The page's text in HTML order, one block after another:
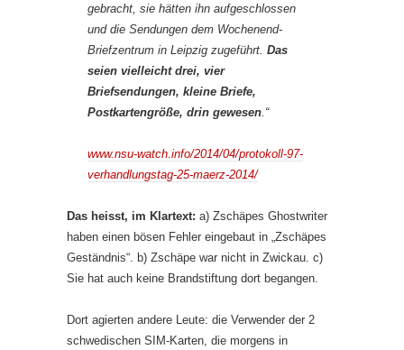
gebracht, sie hätten ihn aufgeschlossen
und die Sendungen dem Wochenend-
Briefzentrum in Leipzig zugeführt. Das
seien vielleicht drei, vier
Briefsendungen, kleine Briefe,
Postkartengröße, drin gewesen.“
www.nsu-watch.info/2014/04/protokoll-97-
verhandlungstag-25-maerz-2014/
Das heisst, im Klartext: a) Zschäpes Ghostwriter
haben einen bösen Fehler eingebaut in „Zschäpes
Geständnis“. b) Zschäpe war nicht in Zwickau. c)
Sie hat auch keine Brandstiftung dort begangen.
Dort agierten andere Leute: die Verwender der 2
schwedischen SIM-Karten, die morgens in